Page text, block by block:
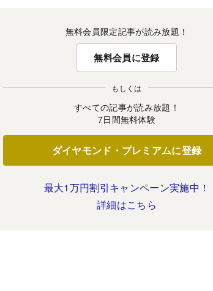
無料会員限定記事が読み放題！
無料会員に登録
もしくは
すべての記事が読み放題！
7日間無料体験
ダイヤモンド・プレミアムに登録
最大1万円割引キャンペーン実施中！
詳細はこちら